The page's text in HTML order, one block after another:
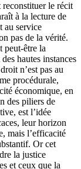
reconstituer le récit
à la lecture de
au service
pas de la vérité.
peut-être la
hautes instances
n’est pas au
procédurale,
économique, en
des piliers de
est l’idée
leur horizon
mais l’efficacité
Or cet
la justice
et ceux que la